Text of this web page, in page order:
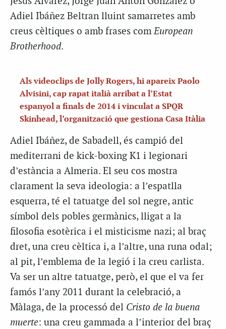
Adiel Ibáñez Beltran lluint samarretes amb
creus cèltiques o amb frases comEuropean
Brotherhood.
Als videoclips de Jolly Rogers, hi apareix Paolo
Alvisini, cap rapat italià arribat a l’Estat
espanyol a finals de 2014 i vinculat a SPQR
Skinhead, l’organització que gestiona Casa Itàlia
Adiel Ibáñez, de Sabadell, és campió del
mediterrani de kick-boxing K1 i legionari
d’estància a Almeria. El seu cos mostra
clarament la seva ideologia: a l’espatlla
esquerra, té el tatuatge del sol negre, antic
símbol dels pobles germànics, lligat a la
filosofia esotèrica i el misticisme nazi; al braç
dret, una creu cèltica i, a l’altre, una runa odal;
al pit, l’emblema de la legió i la creu carlista.
Va ser un altre tatuatge, però, el que el va fer
famós l’any 2011 durant la celebració, a
Màlaga, de la processó del Cristo de la buena
muerte: una creu gammada a l’interior del braç